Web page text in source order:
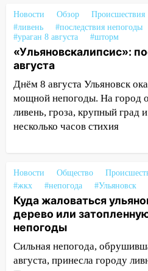
14:16
Шторм
на улице Любови
светофор
14:14 Студента из
мошенники под видом
14:12 Куда
упавшее дерево или
после непогоды
строящегося дома
13:54 В мэрии
как устраняют
шторма
13:49 Стихия
Ульяновск: дерево
Новости Обзор Происшествия
#ливень
#последствия непогоды
#ураган 8 августа
#шторм
«Ульяновскалипсис»:
августа
Днём 8 августа Ульяновск
мощной непогоды. На город
ливень, гроза, крупный град
несколько часов стихия
Новости Общество
#жкх
#непогода #Ульяновск
Куда жаловаться
дерево или
непогоды
Сильная непогода,
августа, принесла городу